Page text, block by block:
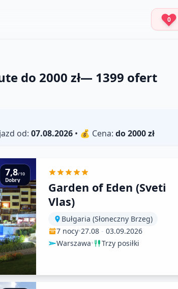
0
do 2000 zł— 1399 ofert
od: 07.08.2026 • 💰 Cena: do 2000 zł
7,8/10
Dobry
Garden of Eden (Sveti
Vlas)
Bułgaria (Słoneczny Brzeg)
7 nocy•27.08 - 03.09.2026
Warszawa• Trzy posiłki